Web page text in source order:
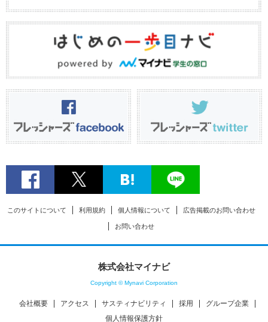
このサイトについて 利用規約 個人情報について 広告掲載のお問い合わせ
お問い合わせ
株式会社マイナビ
Copyright © Mynavi Corporation
会社概要 アクセス サスティナビリティ 採用
グループ企業
個人情報保護方針